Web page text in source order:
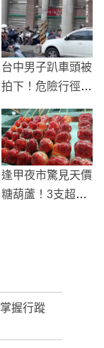
台中男子趴車頭被
拍下！危險行徑引
逢甲夜市驚見天價
糖葫蘆！3支超過
握行蹤